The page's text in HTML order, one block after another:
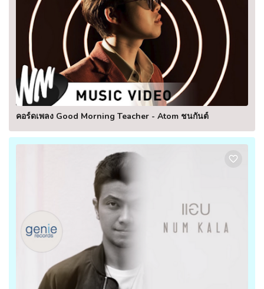
คอร์ดเพลง Good Morning Teacher - Atom ชนกันต์